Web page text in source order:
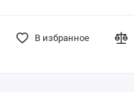
В избранное